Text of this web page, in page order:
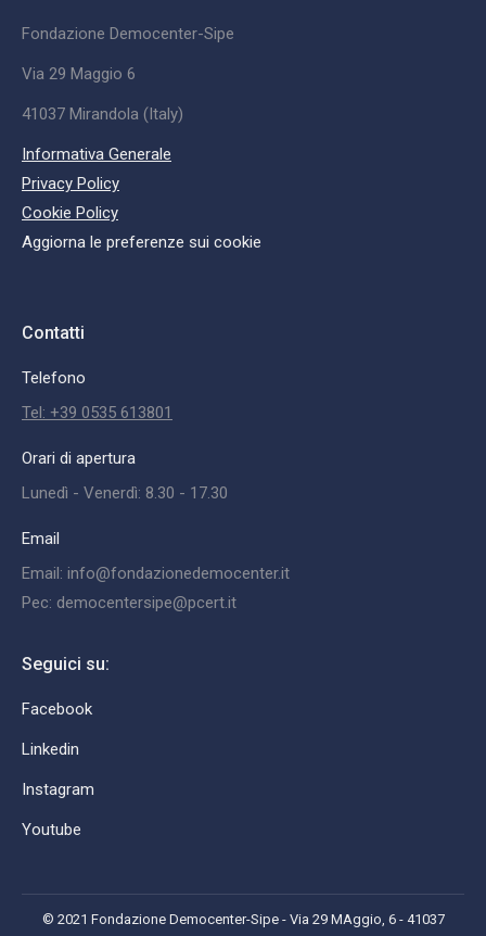
Fondazione Democenter-Sipe
Via 29 Maggio 6
41037 Mirandola (Italy)
Informativa Generale
Privacy Policy
Cookie Policy
Aggiorna le preferenze sui cookie
Contatti
Telefono
Tel: +39 0535 613801
Orari di apertura
Lunedì - Venerdì: 8.30 - 17.30
Email
Email: info@fondazionedemocenter.it
Pec: democentersipe@pcert.it
Seguici su:
Facebook
Linkedin
Instagram
Youtube
© 2021 Fondazione Democenter-Sipe - Via 29 MAggio, 6 - 41037